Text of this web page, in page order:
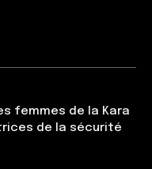
femmes de la Kara
de la sécurité